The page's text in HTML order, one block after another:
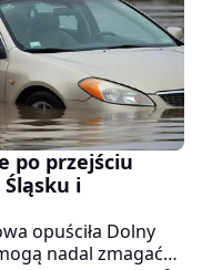
po przejściu
i
opuściła Dolny
nadal zmagać